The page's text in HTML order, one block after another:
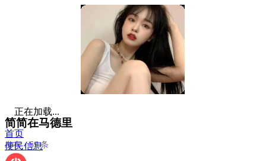
简简在马德里
发布：59 条
正在加载...
首页
便民信息